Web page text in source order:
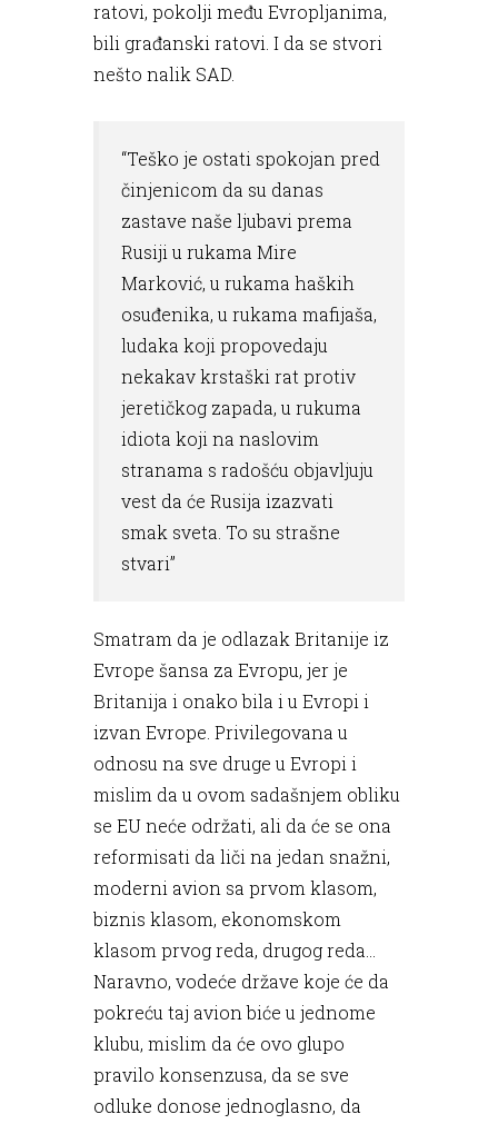
ratovi, pokolji među Evropljanima,
bili građanski ratovi. I da se stvori
nešto nalik SAD.
“Teško je ostati spokojan pred
činjenicom da su danas
zastave naše ljubavi prema
Rusiji u rukama Mire
Marković, u rukama haških
osuđenika, u rukama mafijaša,
ludaka koji propovedaju
nekakav krstaški rat protiv
jeretičkog zapada, u rukuma
idiota koji na naslovim
stranama s radošću objavljuju
vest da će Rusija izazvati
smak sveta. To su strašne
stvari”
Smatram da je odlazak Britanije iz
Evrope šansa za Evropu, jer je
Britanija i onako bila i u Evropi i
izvan Evrope. Privilegovana u
odnosu na sve druge u Evropi i
mislim da u ovom sadašnjem obliku
se EU neće održati, ali da će se ona
reformisati da liči na jedan snažni,
moderni avion sa prvom klasom,
biznis klasom, ekonomskom
klasom prvog reda, drugog reda...
Naravno, vodeće države koje će da
pokreću taj avion biće u jednome
klubu, mislim da će ovo glupo
pravilo konsenzusa, da se sve
odluke donose jednoglasno, da